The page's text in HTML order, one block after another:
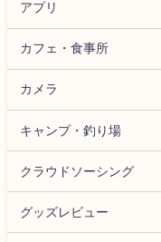
アプリ
カフェ・食事所
カメラ
キャンプ・釣り場
クラウドソーシング
グッズレビュー